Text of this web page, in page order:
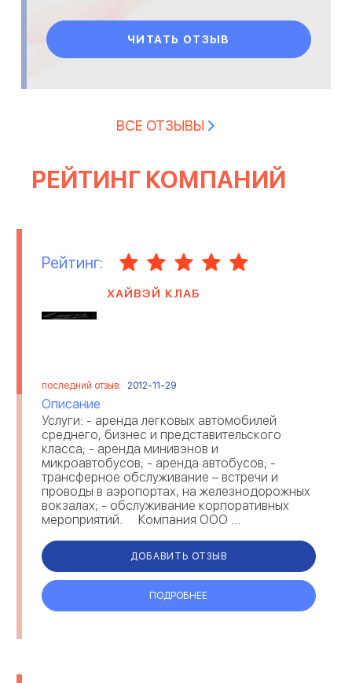
ЧИТАТЬ ОТЗЫВ
ВСЕ ОТЗЫВЫ
РЕЙТИНГ КОМПАНИЙ
Рейтинг:
ХАЙВЭЙ КЛАБ
последний отзыв: 2012-11-29
Описание
Услуги: - аренда легковых автомобилей
среднего, бизнес и представительского
класса; - аренда минивэнов и
микроавтобусов; - аренда автобусов; -
трансферное обслуживание – встречи и
проводы в аэропортах, на железнодорожных
вокзалах; - обслуживание корпоративных
мероприятий. Компания ООО ...
ДОБАВИТЬ ОТЗЫВ
ПОДРОБНЕЕ